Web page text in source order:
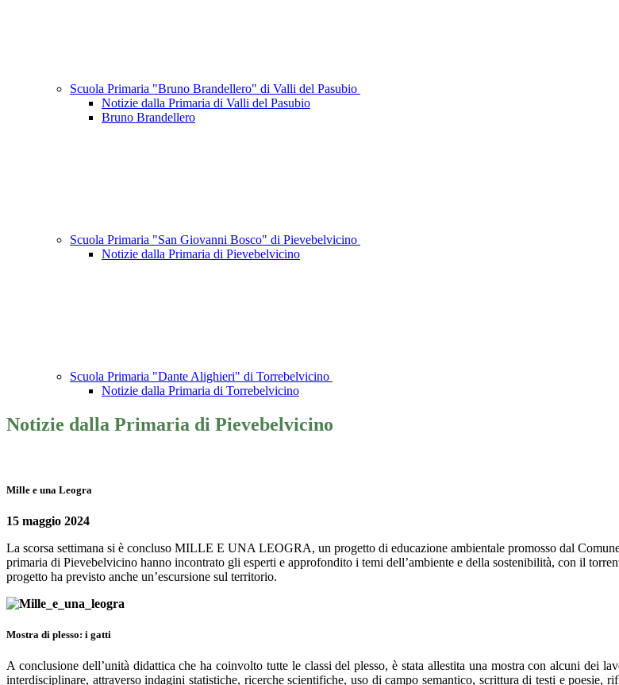
Scuola Primaria "Bruno Brandellero" di Valli del Pasubio
Notizie dalla Primaria di Valli del Pasubio
Bruno Brandellero
Scuola Primaria "San Giovanni Bosco" di Pievebelvicino
Notizie dalla Primaria di Pievebelvicino
Scuola Primaria "Dante Alighieri" di Torrebelvicino
Notizie dalla Primaria di Torrebelvicino
Notizie dalla Primaria di Pievebelvicino
Mille e una Leogra
15 maggio 2024
La scorsa settimana si è concluso MILLE E UNA LEOGRA, un progetto di educazione ambientale promosso dal
primaria di Pievebelvicino hanno incontrato gli esperti e approfondito i temi dell’ambiente e della sostenibilità, con il
progetto ha previsto anche un’escursione sul territorio.
Mostra di plesso: i gatti
A conclusione dell’unità didattica che ha coinvolto tutte le classi del plesso, è stata allestita una mostra con alcuni
interdisciplinare, attraverso indagini statistiche, ricerche scientifiche, uso di campo semantico, scrittura di testi e